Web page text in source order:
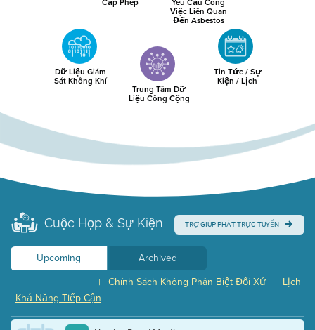
Cấp Phép Yêu Cầu Công
Việc Liên Quan
Đến Asbestos
Dữ Liệu Giám
Sát Không Khí
Trung Tâm Dữ
Liệu Công Cộng
Tin Tức / Sự
Kiện / Lịch
Cuộc Họp & Sự Kiện TRỢ GIÚP PHÁT TRỰC TUYẾN
Upcoming
Archived
Lịch
|
Chính Sách Không Phân Biệt Đối Xử
|
Khả Năng Tiếp Cận